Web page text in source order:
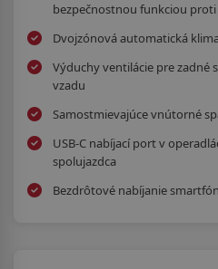
bezpečnostnou funkciou
Dvojzónová automatická
Výduchy ventilácie pre zadné
vzadu
Samostmievajúce vnútorné
USB-C nabíjací port v
spolujazdca
Bezdrôtové nabíjanie